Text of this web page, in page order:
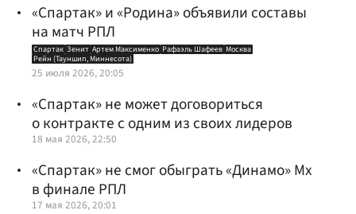
«Спартак» и «Родина» объявили составы
на матч РПЛ
Спартак Зенит Артем Максименко Рафаэль Шафеев Москва
Рейн (Тауншип, Миннесота)
25 июля 2026, 20:05
«Спартак» не может договориться
о контракте с одним из своих лидеров
18 мая 2026, 22:50
«Спартак» не смог обыграть «Динамо» Мх
в финале РПЛ
17 мая 2026, 20:01